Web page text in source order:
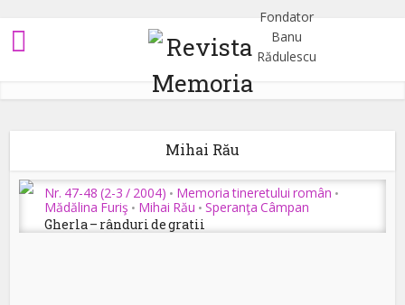
Mihai Rău
Nr. 47-48 (2-3 / 2004) • Memoria tineretului român •
Mădălina Furiş • Mihai Rău • Speranţa Câmpan
Gherla – rânduri de gratii